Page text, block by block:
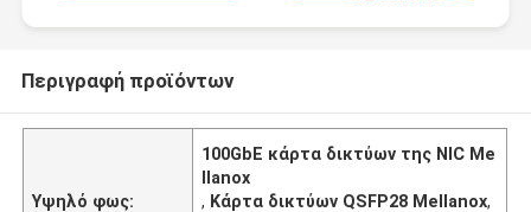
Περιγραφή προϊόντων
Υψηλό φως:
100GbE κάρτα δικτύων της NIC Me
llanox
, Κάρτα δικτύων QSFP28 Mellanox,